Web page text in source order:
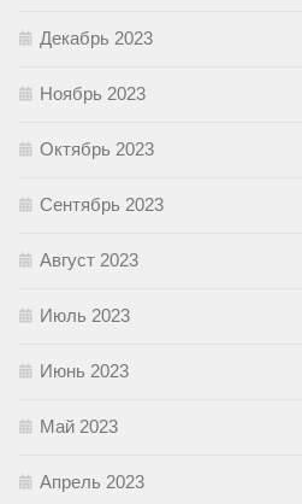
Декабрь 2023
Ноябрь 2023
Октябрь 2023
Сентябрь 2023
Август 2023
Июль 2023
Июнь 2023
Май 2023
Апрель 2023